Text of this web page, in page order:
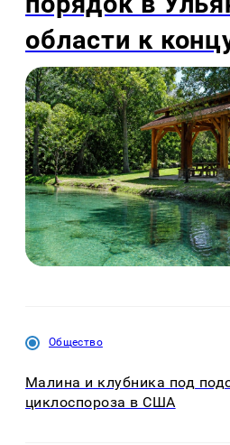
области к
Общество
Малина и клубника под
циклоспороза в США